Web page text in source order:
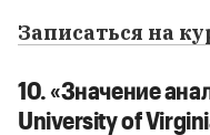
Записаться на
10. «Значение
University of